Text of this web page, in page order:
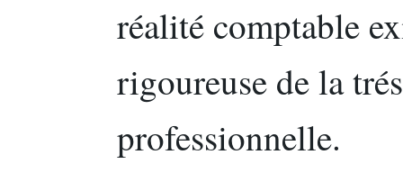
réalité comptable
rigoureuse de la
professionnelle.